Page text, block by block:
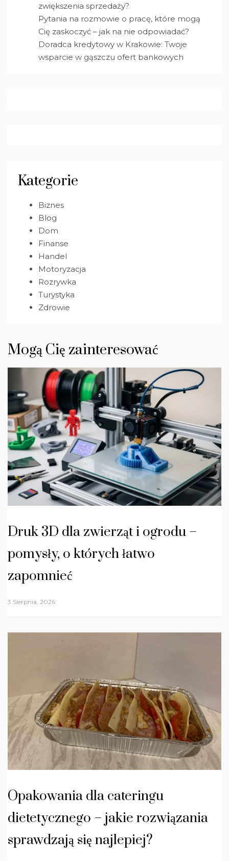
zwiększenia sprzedaży?
Pytania na rozmowie o pracę, które mogą
Cię zaskoczyć – jak na nie odpowiadać?
Doradca kredytowy w Krakowie: Twoje
wsparcie w gąszczu ofert bankowych
Kategorie
Biznes
Blog
Dom
Finanse
Handel
Motoryzacja
Rozrywka
Turystyka
Zdrowie
Mogą Cię zainteresować
Druk 3D dla zwierząt i ogrodu –
pomysły, o których łatwo
zapomnieć
3 Sierpnia, 2026
Opakowania dla cateringu
dietetycznego – jakie rozwiązania
sprawdzają się najlepiej?